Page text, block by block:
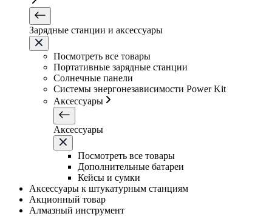
Зарядные станции и аксессуары
Посмотреть все товары
Портативные зарядные станции
Солнечные панели
Системы энергонезависимости Power Kit
Аксессуары
Аксессуары
Посмотреть все товары
Дополнительные батареи
Кейсы и сумки
Аксессуары к штукатурным станциям
Акционный товар
Алмазный инструмент